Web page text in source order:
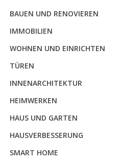
BAUEN UND RENOVIEREN
IMMOBILIEN
WOHNEN UND EINRICHTEN
TÜREN
INNENARCHITEKTUR
HEIMWERKEN
HAUS UND GARTEN
HAUSVERBESSERUNG
SMART HOME